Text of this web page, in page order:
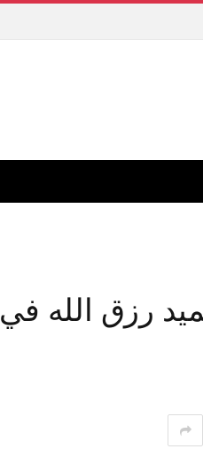
رزق الله في